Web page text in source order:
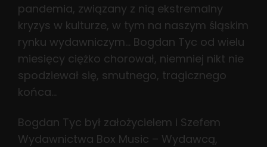
pandemia, związany z nią ekstremalny
kryzys w kulturze, w tym na naszym śląskim
rynku wydawniczym… Bogdan Tyc od wielu
miesięcy ciężko chorował, niemniej nikt nie
spodziewał się, smutnego, tragicznego
końca…
Bogdan Tyc był założycielem i Szefem
Wydawnictwa Box Music – Wydawcą,